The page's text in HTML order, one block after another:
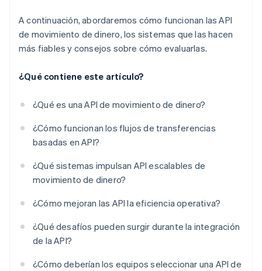
A continuación, abordaremos cómo funcionan las API
de movimiento de dinero, los sistemas que las hacen
más fiables y consejos sobre cómo evaluarlas.
¿Qué contiene este artículo?
¿Qué es una API de movimiento de dinero?
¿Cómo funcionan los flujos de transferencias
basadas en API?
¿Qué sistemas impulsan API escalables de
movimiento de dinero?
¿Cómo mejoran las API la eficiencia operativa?
¿Qué desafíos pueden surgir durante la integración
de la API?
¿Cómo deberían los equipos seleccionar una API de